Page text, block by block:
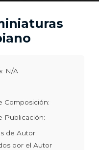
N/A
Composición:
Publicación:
de Autor:
por el Autor